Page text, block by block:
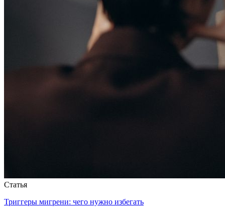
Статья
Триггеры мигрени: чего нужно избегать